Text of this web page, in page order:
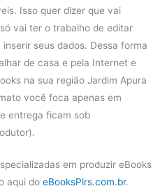
Isso quer dizer que vai
vai ter o trabalho de editar
seus dados. Dessa forma
de casa e pela Internet e
na sua região Jardim Apura
você foca apenas em
entrega ficam sob
em produzir eBooks
aqui do eBooksPlrs.com.br.